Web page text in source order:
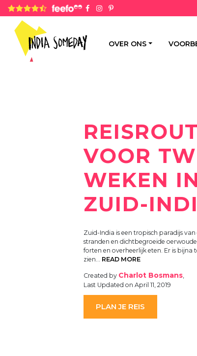
4.8 rating based on 1,234 ratings
OVER ONS
VOOR
WEKEN
ZUID-
Zuid-India is een tropisch paradijs van
stranden en dichtbegroeide
forten en overheerlijk eten. Er is bijna
zien… READ MORE
Created by Charlot Bosmans,
Last Updated on April 11, 2019
PLAN JE REIS